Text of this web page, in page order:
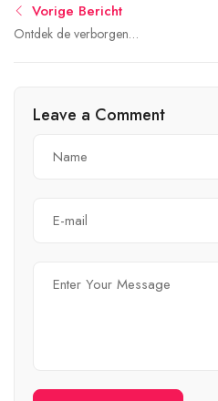
Vorige Bericht
Ontdek de verborgen
Leave a Comment